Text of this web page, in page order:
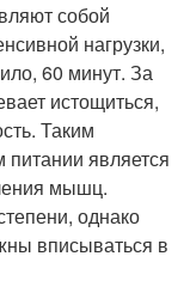
собой
нагрузки,
60 минут. За
истощиться,
Таким
является
мышц.
однако
вписываться в